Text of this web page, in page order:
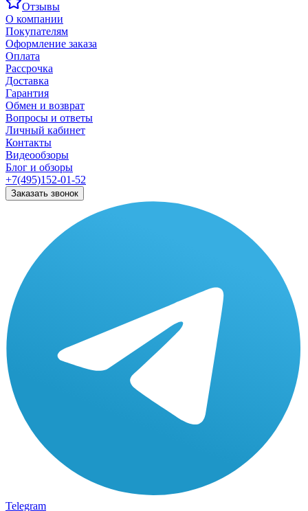
Отзывы
О компании
Покупателям
Оформление заказа
Оплата
Рассрочка
Доставка
Гарантия
Обмен и возврат
Вопросы и ответы
Личный кабинет
Контакты
Видеообзоры
Блог и обзоры
+7(495)152-01-52
Заказать звонок
Telegram